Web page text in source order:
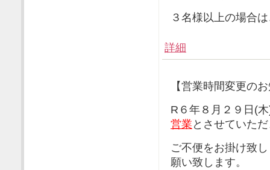
３名様以上の場合
詳細
【営業時間変更の
R６年８月２９日(
営業とさせていた
ご不便をお掛け致
願い致します。